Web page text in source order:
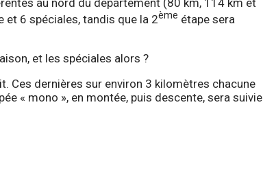
au nord du département (80 km, 114 km et
6 spéciales, tandis que la 2ème étape sera
et les spéciales alors ?
Ces dernières sur environ 3 kilomètres chacune
« mono », en montée, puis descente, sera suivie